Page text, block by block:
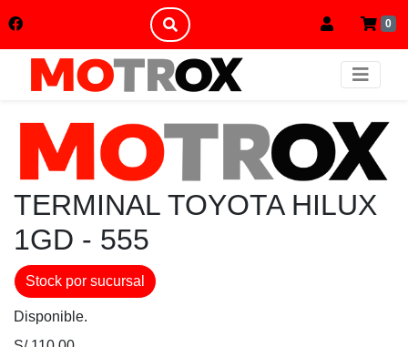
0
TERMINAL TOYOTA HILUX
1GD - 555
Stock por sucursal
Disponible.